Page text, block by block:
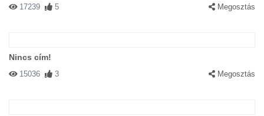
17239 5 Megosztás
Nincs cím!
15036 3 Megosztás